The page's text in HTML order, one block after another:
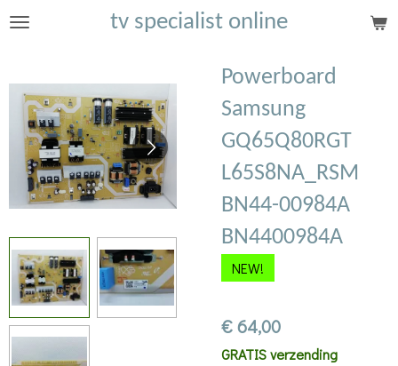
Ga
de
hoofdinhoud
tv specialist online
Powerboard
Samsung
GQ65Q80RGT
L65S8NA_RSM
BN44-00984A
BN4400984A
NEW!
€ 64,00
GRATIS verzending